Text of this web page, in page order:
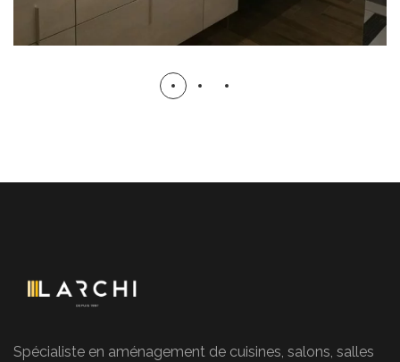
Spécialiste en aménagement de cuisines, salons, salles